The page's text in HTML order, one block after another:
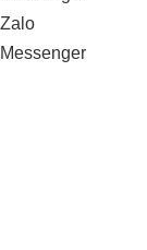
Zalo
Messenger